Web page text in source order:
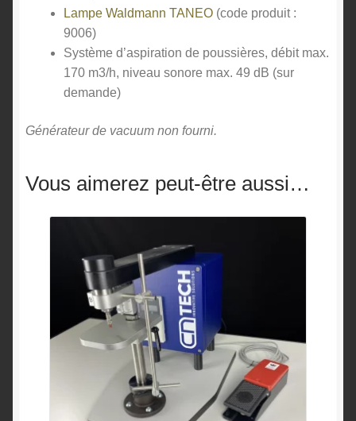
Lampe Waldmann TANEO (code produit :
9006)
Système d’aspiration de poussières, débit max.
170 m3/h, niveau sonore max. 49 dB (sur
demande)
Générateur de vacuum non fourni.
Vous aimerez peut-être aussi…